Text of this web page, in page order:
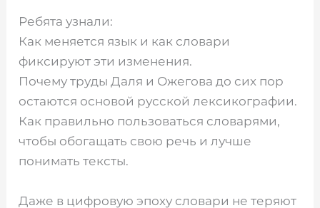
Ребята узнали:
Как меняется язык и как словари
фиксируют эти изменения.
Почему труды Даля и Ожегова до сих пор
остаются основой русской лексикографии.
Как правильно пользоваться словарями,
чтобы обогащать свою речь и лучше
понимать тексты.
️Даже в цифровую эпоху словари не теряют